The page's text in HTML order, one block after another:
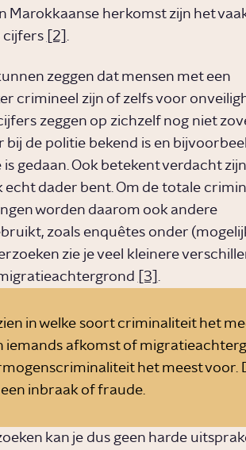
Marokkaanse herkomst zijn het
cijfers
[2] .
zeggen dat mensen met een
crimineel zijn of zelfs voor
zeggen op zichzelf nog niet
bij de politie bekend is en
gedaan. Ook betekent verdacht
echt dader bent. Om de totale
worden daarom ook andere
zoals enquêtes onder
zie je veel kleinere
[3] .
in welke soort criminaliteit het
iemands afkomst of
het meest voor.
inbraak of fraude.
kan je dus geen harde